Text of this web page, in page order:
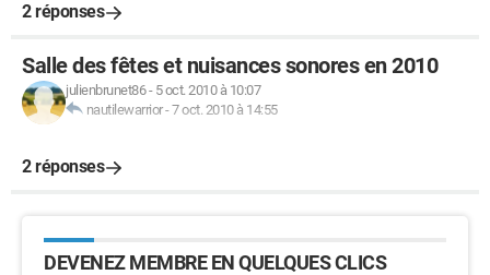
2 réponses
Salle des fêtes et nuisances sonores en 2010
julienbrunet86- 5 oct. 2010 à 10:07
nautilewarrior-7 oct. 2010 à 14:55
2 réponses
DEVENEZ MEMBRE EN QUELQUES CLICS